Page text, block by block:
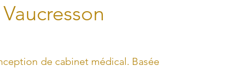
de cabinet médical. Basée